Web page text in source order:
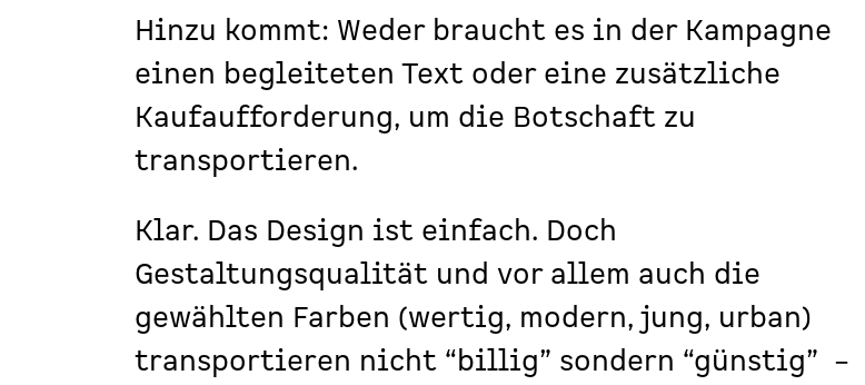
Hinzu kommt: Weder braucht es in der Kampagne
einen begleiteten Text oder eine zusätzliche
Kaufaufforderung, um die Botschaft zu
transportieren.
Klar. Das Design ist einfach. Doch
Gestaltungsqualität und vor allem auch die
gewählten Farben (wertig, modern, jung, urban)
transportieren nicht “billig” sondern “günstig” –